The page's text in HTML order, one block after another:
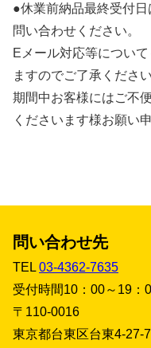
●休業前納品最終受付
問い合わせください。
Eメール対応等につい
ますのでご了承ください
期間中お客様にはご不
くださいます様お願い
問い合わせ先
TEL 03-4362-7635
受付時間10：00～19
〒110-0016
東京都台東区台東4-